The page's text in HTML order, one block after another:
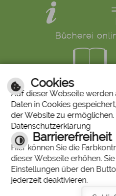
Bürgerservice
Mängelmeldung
Stiftung "Unser Stadtbergen"
Stadtberger Bote
Cookies
Auf dieser Webseite werden
Daten in Cookies
der Website zu
Datenschutzerklärung
Barrierefreiheit
Hier können Sie die
dieser Webseite erhöhen.
Einstellungen über den
jederzeit deaktivieren.